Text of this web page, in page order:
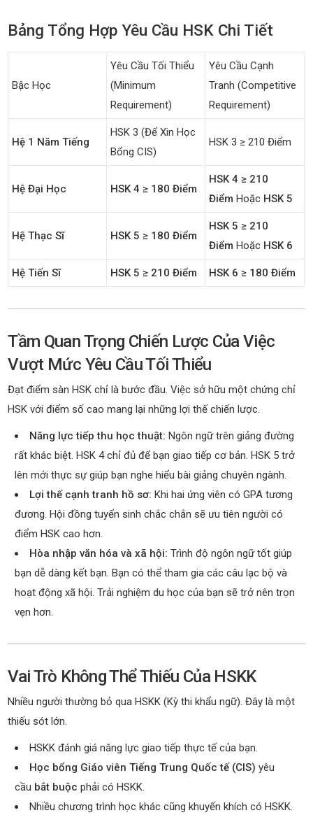
Bảng Tổng Hợp Yêu Cầu HSK Chi Tiết
Bậc Học
Yêu Cầu Tối Thiểu
(Minimum
Requirement)
Yêu Cầu Cạnh
Tranh (Competitive
Requirement)
Hệ 1 Năm Tiếng
HSK 3 (để Xin Học
Bổng CIS)
HSK 3 ≥ 210 Điểm
Hệ Đại Học HSK 4 ≥ 180 Điểm
HSK 4 ≥ 210
Điểm Hoặc HSK 5
Hệ Thạc Sĩ HSK 5 ≥ 180 Điểm
HSK 5 ≥ 210
Điểm Hoặc HSK 6
Hệ Tiến Sĩ HSK 5 ≥ 210 Điểm HSK 6 ≥ 180 Điểm
Tầm Quan Trọng Chiến Lược Của Việc
Vượt Mức Yêu Cầu Tối Thiểu
Đạt điểm sàn HSK chỉ là bước đầu. Việc sở hữu một chứng chỉ
HSK với điểm số cao mang lại những lợi thế chiến lược.
Năng lực tiếp thu học thuật: Ngôn ngữ trên giảng đường
rất khác biệt. HSK 4 chỉ đủ để bạn giao tiếp cơ bản. HSK 5 trở
lên mới thực sự giúp bạn nghe hiểu bài giảng chuyên ngành.
Lợi thế cạnh tranh hồ sơ: Khi hai ứng viên có GPA tương
đương. Hội đồng tuyển sinh chắc chắn sẽ ưu tiên người có
điểm HSK cao hơn.
Hòa nhập văn hóa và xã hội: Trình độ ngôn ngữ tốt giúp
bạn dễ dàng kết bạn. Bạn có thể tham gia các câu lạc bộ và
hoạt động xã hội. Trải nghiệm du học của bạn sẽ trở nên trọn
vẹn hơn.
Vai Trò Không Thể Thiếu Của HSKK
Nhiều người thường bỏ qua HSKK (Kỳ thi khẩu ngữ). Đây là một
thiếu sót lớn.
HSKK đánh giá năng lực giao tiếp thực tế của bạn.
Học bổng Giáo viên Tiếng Trung Quốc tế (CIS) yêu
cầu bắt buộc phải có HSKK.
Nhiều chương trình học khác cũng khuyến khích có HSKK.